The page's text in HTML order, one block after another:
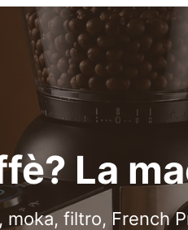
La
filtro, French